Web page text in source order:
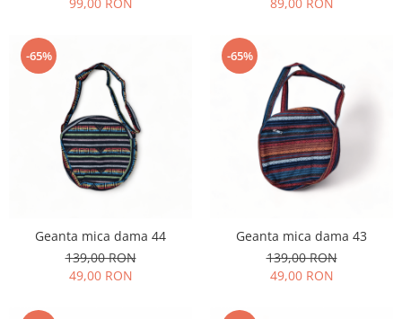
99,00 RON
89,00 RON
-65%
Geanta mica dama 44
139,00 RON
49,00 RON
-65%
Geanta mica dama 43
139,00 RON
49,00 RON